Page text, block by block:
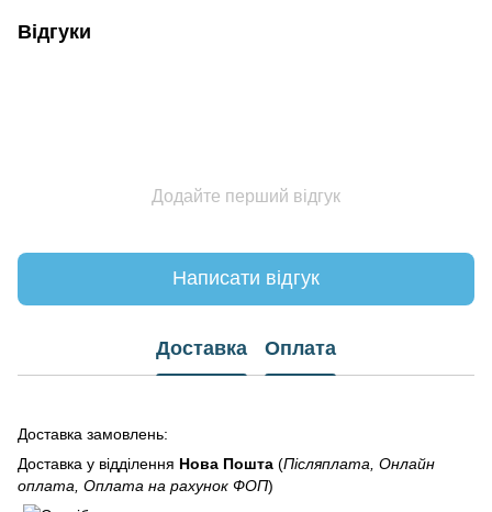
Відгуки
Додайте перший відгук
Написати відгук
Доставка Оплата
Доставка замовлень:
Доставка у відділення Нова Пошта (Післяплата, Онлайн
оплата, Оплата на рахунок ФОП)